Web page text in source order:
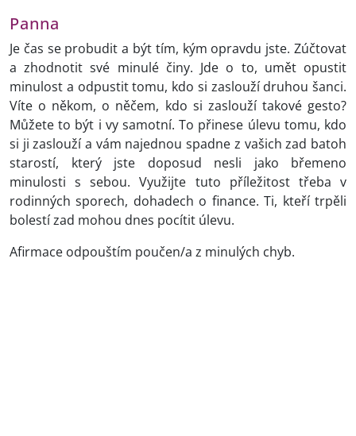
Panna
Je čas se probudit a být tím, kým opravdu jste. Zúčtovat
a zhodnotit své minulé činy. Jde o to, umět opustit
minulost a odpustit tomu, kdo si zaslouží druhou šanci.
Víte o někom, o něčem, kdo si zaslouží takové gesto?
Můžete to být i vy samotní. To přinese úlevu tomu, kdo
si ji zaslouží a vám najednou spadne z vašich zad batoh
starostí, který jste doposud nesli jako břemeno
minulosti s sebou. Využijte tuto příležitost třeba v
rodinných sporech, dohadech o finance. Ti, kteří trpěli
bolestí zad mohou dnes pocítit úlevu.
Afirmace odpouštím poučen/a z minulých chyb.